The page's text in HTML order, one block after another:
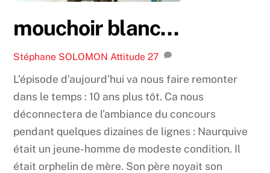
mouchoir blanc…
Stéphane SOLOMON Attitude 27
L’épisode d’aujourd’hui va nous faire remonter
dans le temps : 10 ans plus tôt. Ca nous
déconnectera de l’ambiance du concours
pendant quelques dizaines de lignes : Naurquive
était un jeune-homme de modeste condition. Il
était orphelin de mère. Son père noyait son